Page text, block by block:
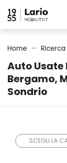
Auto Usate
Bergamo,
Sondrio
Home
SCEGLI LA